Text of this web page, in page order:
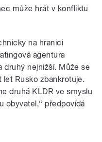
může hrát v konfliktu
na hranici
agentura
druhý nejnižší. Může se
Rusko zbankrotuje.
druhá KLDR ve smyslu
obyvatel,“ předpovídá